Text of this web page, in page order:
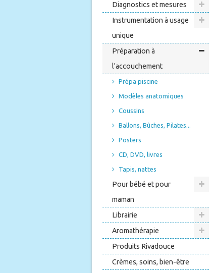
Diagnostics et mesures
Instrumentation à usage
unique
Préparation à
l'accouchement
Prépa piscine
Modèles anatomiques
Coussins
Ballons, Bûches, Pilates...
Posters
CD, DVD, livres
Tapis, nattes
Pour bébé et pour
maman
Librairie
Aromathérapie
Produits Rivadouce
Crèmes, soins, bien-être